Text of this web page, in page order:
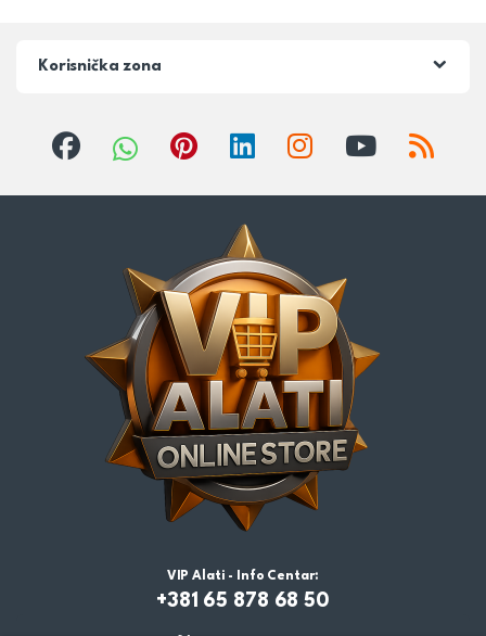
Korisnička zona
VIP Alati - Info Centar:
+381 65 878 68 50